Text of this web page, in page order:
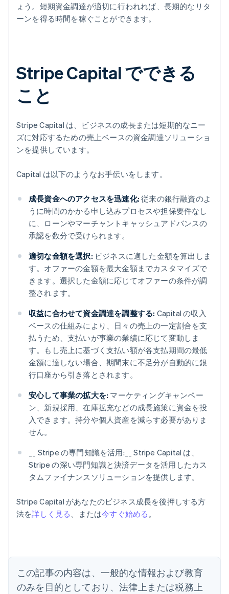
ょう。短期資金調達が適切に行われれば、長期的なリタ
ーンを得る時間を稼ぐことができます。
Stripe Capital でできる
こと
Stripe Capital は、ビジネスの成長または短期的なニー
ズに対応するための売上ベースの資金調達ソリューショ
ンを提供しています。
Capital は以下のようなお手伝いをします。
成長資金へのアクセスを迅速化: 従来の銀行融資のよ
うに時間のかかる申し込みプロセスや担保要件なし
に、ローンやマーチャントキャッシュアドバンスの
承認を数分で受けられます。
適切な金額を選択: ビジネスに適した金額を算出しま
す。オファーの金額を最大金額までカスタマイズで
きます。選択した金額に応じてオファーの条件が調
整されます。
収益に合わせて資金調達を調整する: Capital の収入
ベースの仕組みにより、日々の売上の一定割合を支
払うため、支払いが事業の業績に応じて変動しま
す。もし売上に基づく支払い額が各支払期間の最低
金額に達しない場合、期間末に不足分が自動的に銀
行口座から引き落とされます。
安心して事業の拡大を: マーケティングキャンペー
ン、新規採用、在庫拡充などの成長施策に資金を投
入できます。持分や個人資産を減らす必要がありま
せん。
__ Stripe の専門知識を活用:__ Stripe Capital は、
Stripe の深い専門知識と決済データを活用したカス
タムファイナンスソリューションを提供します。
Stripe Capital があなたのビジネス成長を後押しする方
法を詳しく見る 、または今すぐ始める。
この記事の内容は、一般的な情報および教育
のみを目的としており、法律上または税務上
English
アメリカ
イギリス
イタリア
Italiano English